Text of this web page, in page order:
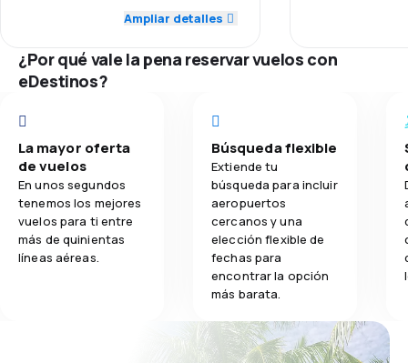
5.0
Red de conexiones 5.0
5.0
Comodidad de viaje 5.0
Transporte de equipaje 5.0
Comidas 5.0
Ampliar detalles
Red de
Comodidad
Transporte
¿Por qué vale la pena reservar vuelos con
eDestinos?
La mayor oferta
de vuelos
En unos segundos
tenemos los mejores
vuelos para ti entre
más de quinientas
líneas aéreas.
Búsqueda flexible
Extiende tu
búsqueda para incluir
aeropuertos
cercanos y una
elección flexible de
fechas para
encontrar la opción
más barata.